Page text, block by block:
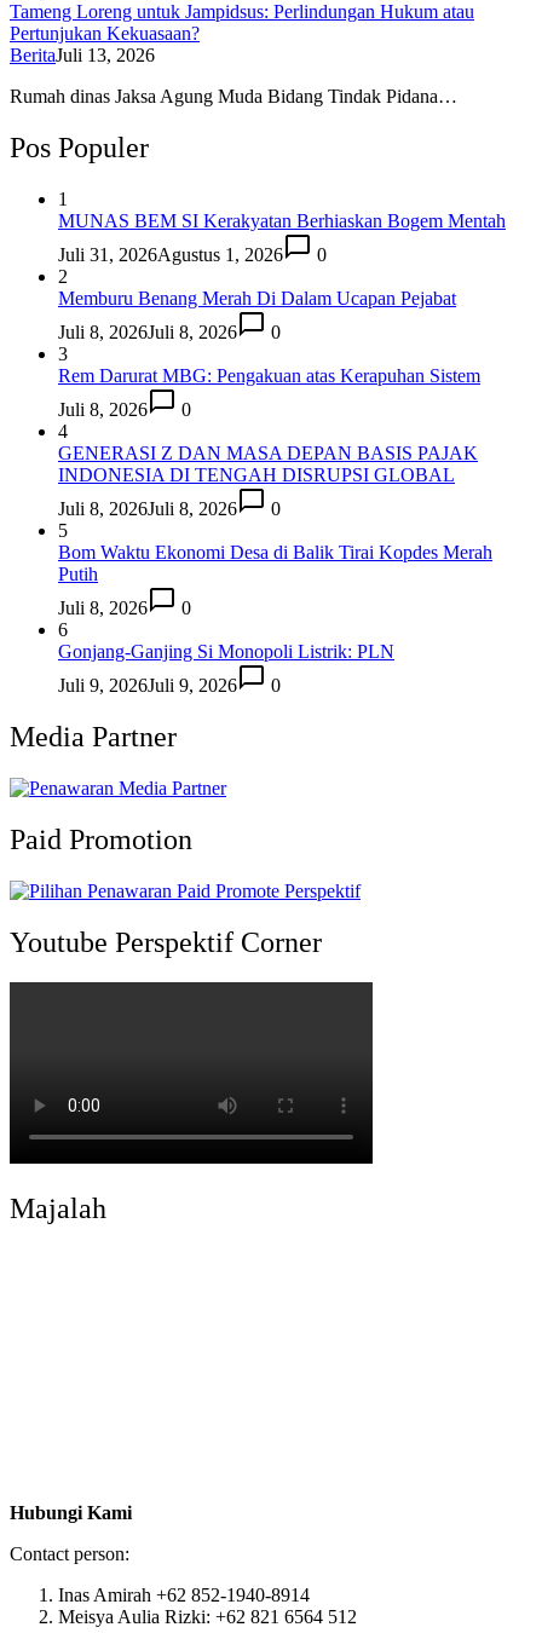
Tameng Loreng untuk Jampidsus: Perlindungan Hukum atau
Pertunjukan Kekuasaan?
BeritaJuli 13, 2026
Rumah dinas Jaksa Agung Muda Bidang Tindak Pidana…
Pos Populer
1
MUNAS BEM SI Kerakyatan Berhiaskan Bogem Mentah
Juli 31, 2026Agustus 1, 2026
0
2
Memburu Benang Merah Di Dalam Ucapan Pejabat
Juli 8, 2026Juli 8, 2026
0
3
Rem Darurat MBG: Pengakuan atas Kerapuhan Sistem
Juli 8, 2026
0
4
GENERASI Z DAN MASA DEPAN BASIS PAJAK
INDONESIA DI TENGAH DISRUPSI GLOBAL
Juli 8, 2026Juli 8, 2026
0
5
Bom Waktu Ekonomi Desa di Balik Tirai Kopdes Merah
Putih
Juli 8, 2026
0
6
Gonjang-Ganjing Si Monopoli Listrik: PLN
Juli 9, 2026Juli 9, 2026 0
Media Partner
Paid Promotion
Youtube Perspektif Corner
Majalah
Hubungi Kami
Contact person:
Inas Amirah +62 852-1940-8914
Meisya Aulia Rizki: +62 821 6564 512